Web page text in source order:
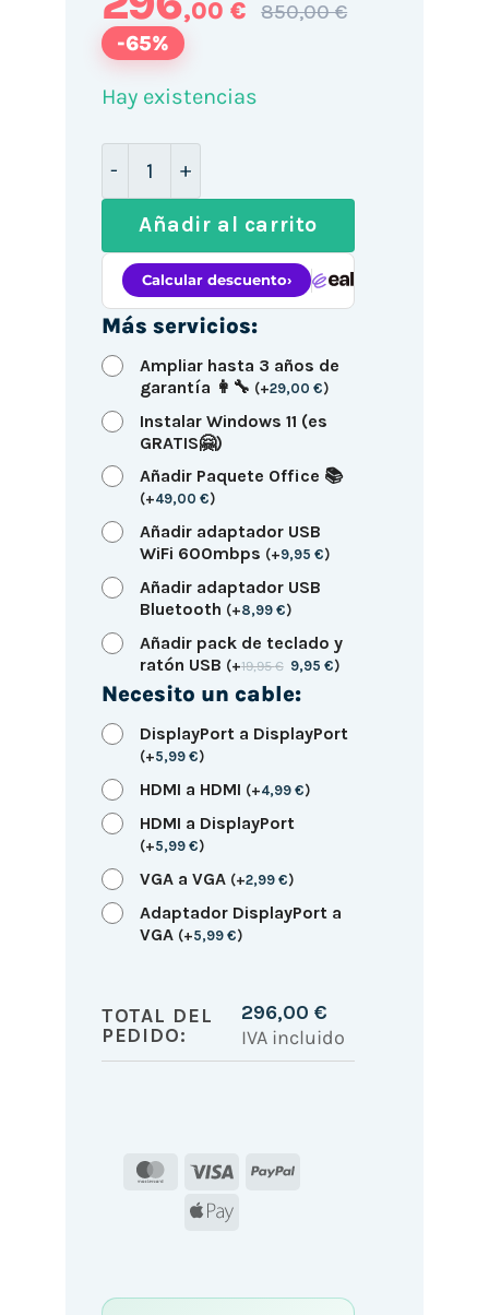
,00 € 850,00 €
-65%
Hay existencias
Añadir al carrito
Más servicios:
Ampliar hasta 3 años de
garantía 👩‍🔧 (+29,00 €)
Instalar Windows 11 (es
GRATIS🤗)
Añadir Paquete Office 📚
(+49,00 €)
Añadir adaptador USB
WiFi 600mbps (+9,95 €)
Añadir adaptador USB
Bluetooth (+8,99 €)
Añadir pack de teclado y
ratón USB (+19,95€ 9,95€)
Necesito un cable:
DisplayPort a DisplayPort
(+5,99 €)
HDMI a HDMI (+4,99 €)
HDMI a DisplayPort
(+5,99 €)
VGA a VGA (+2,99 €)
Adaptador DisplayPort a
VGA (+5,99 €)
TOTAL DEL
PEDIDO:
296,00 €
IVA incluido
MasterCard
Visa
PayPal
Apple